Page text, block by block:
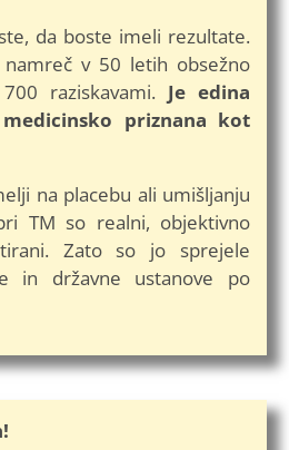
da boste imeli rezultate.
v 50 letih obsežno
raziskavami. Je edina
priznana kot
na placebu ali umišljanju
TM so realni, objektivno
Zato so jo sprejele
in državne ustanove po